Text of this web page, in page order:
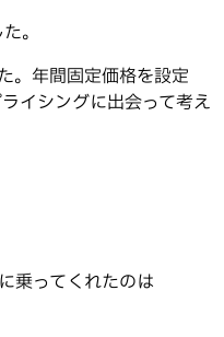
。
。年間固定価格を設定
イシングに出会って考え
乗ってくれたのは